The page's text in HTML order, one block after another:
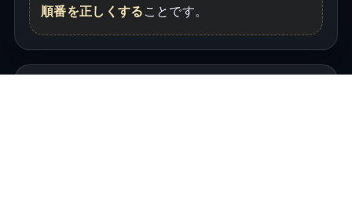
順番を正しくすることです。